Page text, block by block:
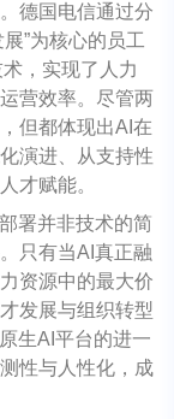
德国电信通过分
”为核心的员工
，实现了人力
营效率。尽管两
但都体现出AI在
演进、从支持性
才赋能。
署并非技术的简
只有当AI真正融
资源中的最大价
发展与组织转型
生AI平台的进一
性与人性化，成